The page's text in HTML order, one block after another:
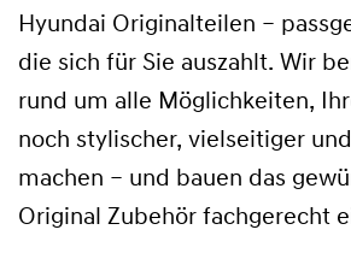
Hyundai Originalteilen –
die sich für Sie auszahlt. Wir
rund um alle Möglichkeiten,
noch stylischer, vielseitiger
machen – und bauen das
Original Zubehör fachgerecht